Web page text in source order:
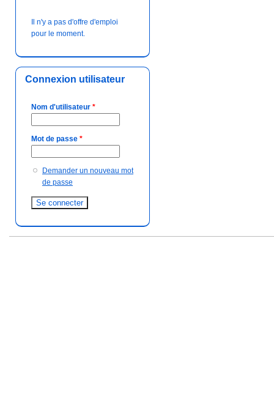
Il n'y a pas d'offre d'emploi
pour le moment.
Connexion utilisateur
Nom d'utilisateur *
Mot de passe *
Demander un nouveau mot
de passe